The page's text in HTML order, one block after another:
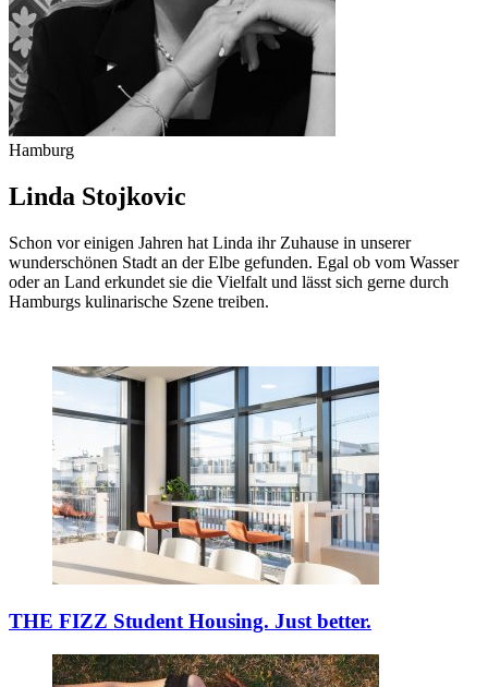
Hamburg
Linda Stojkovic
Schon vor einigen Jahren hat Linda ihr Zuhause in unserer
wunderschönen Stadt an der Elbe gefunden. Egal ob vom Wasser
oder an Land erkundet sie die Vielfalt und lässt sich gerne durch
Hamburgs kulinarische Szene treiben.
THE FIZZ Student Housing. Just better.